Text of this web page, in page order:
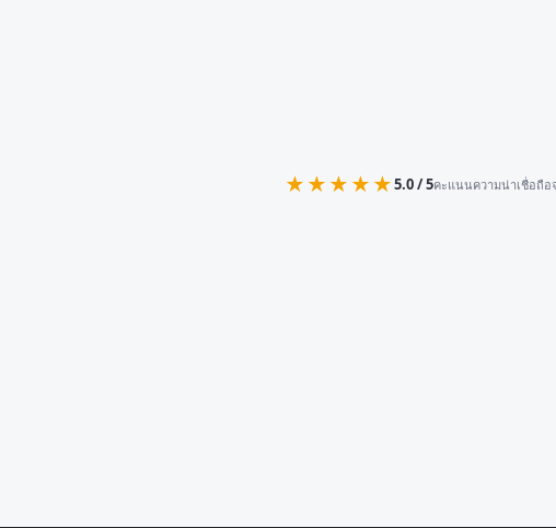
★★★★★5.0 / 5คะแนนความน่าเชื่อถือ